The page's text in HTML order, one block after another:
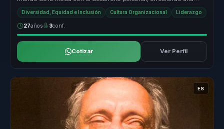
propuesta de val...
Diversidad, Equidad e Inclusión Cultura Organizacional Liderazgo
27años 3conf.
Cotizar Ver Perfil
ES